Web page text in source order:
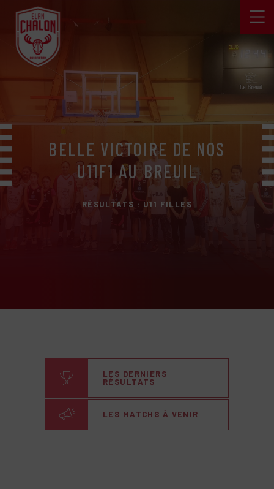
BELLE VICTOIRE DE NOS
U11F1 AU BREUIL
RÉSULTATS : U11 FILLES
LES DERNIERS
RÉSULTATS
LES MATCHS À VENIR